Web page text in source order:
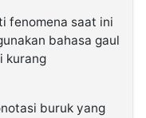
fenomena saat ini
bahasa gaul
kurang
buruk yang